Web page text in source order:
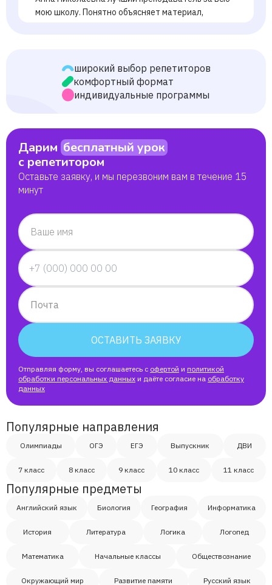
мою школу. Понятно объясняет материал,
Мария
Олеся
Арип
Ирина
Екатерина
Абамка
Наталья
широкий выбор репетиторов
комфортный формат
индивидуальные программы
Дарим бесплатный урок
с репетитором
Оставьте заявку, и мы перезвоним вам в течение 15
минут
Ваше имя
Почта
ОСТАВИТЬ ЗАЯВКУ
Отправляя форму, вы соглашаетесь с офертой и политикой
обработки персональных данных и даёте согласие на обработку
данных
Популярные направления
Олимпиады ОГЭ ЕГЭ Выпускник ДВИ
7 класс 8 класс 9 класс 10 класс 11 класс
Популярные предметы
Английский язык Биология География Информатика
История Литература Логика Логопед
Математика Начальные классы Обществознание
Окружающий мир Развитие памяти Русский язык